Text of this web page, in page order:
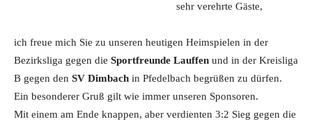
sehr verehrte Gäste,
ich freue mich Sie zu unseren heutigen Heimspielen in der
Bezirksliga gegen die Sportfreunde Lauffen und in der Kreisliga
B gegen den SV Dimbach in Pfedelbach begrüßen zu dürfen.
Ein besonderer Gruß gilt wie immer unseren Sponsoren.
Mit einem am Ende knappen, aber verdienten 3:2 Sieg gegen die